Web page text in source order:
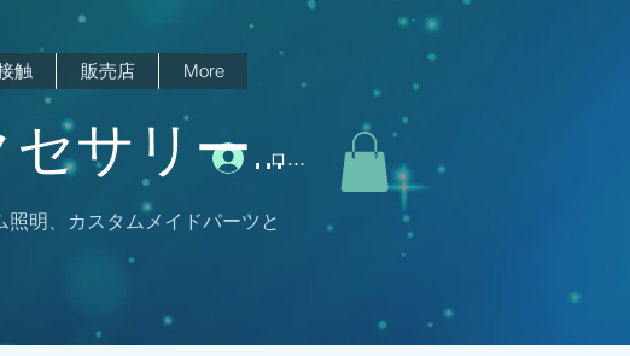
触 販売店 More
ログイン
サリー...
明、カスタムメイドパーツと